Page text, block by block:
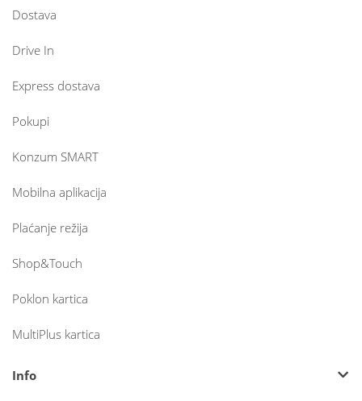
Dostava
Drive In
Express dostava
Pokupi
Konzum SMART
Mobilna aplikacija
Plaćanje režija
Shop&Touch
Poklon kartica
MultiPlus kartica
Info